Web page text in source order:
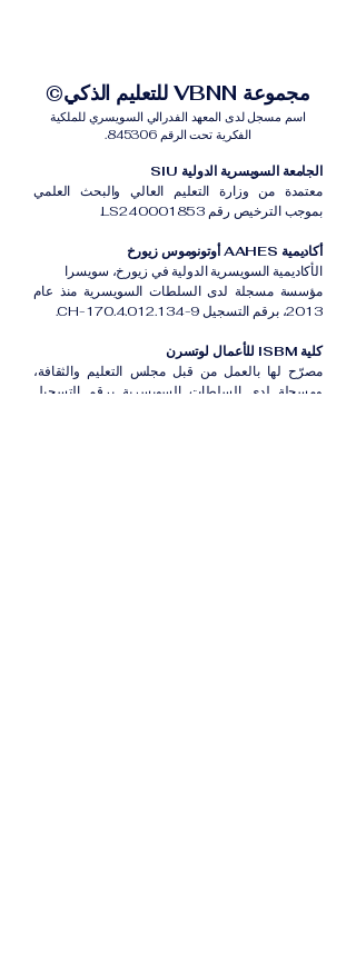
مجموعة VBNN للتعليم الذكي©
اسم مسجل لدى المعهد الفدرالي السويسري للملكية
الفكرية تحت الرقم 845306.
الجامعة السويسرية الدولية SIU
معتمدة من وزارة التعليم العالي والبحث العلمي
بموجب الترخيص رقم LS240001853.
أكاديمية AAHES أوتونوموس زيورخ
الأكاديمية السويسرية الدولية في زيورخ، سويسرا
مؤسسة مسجلة لدى السلطات السويسرية منذ عام
2013، برقم التسجيل CH-170.4.012.134-9.
كلية ISBM للأعمال لوتسرن
مصرّح لها بالعمل من قبل مجلس التعليم والثقافة،
ومسجلة لدى السلطات السويسرية برقم التسجيل